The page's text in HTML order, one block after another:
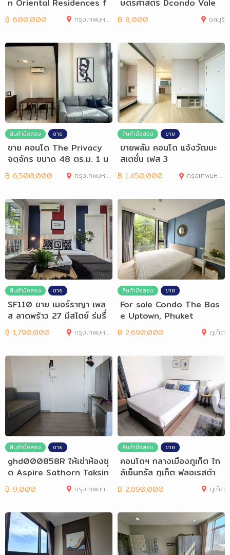
n Oriental Residences f
or Rent or Buy
฿ 600,000 กรุงเทพมหานคร
ษตรศาสตร์ Dcondo Vale
฿ 8,000 ชลบุรี
สินค้ามือสอง ขาย
ขาย คอนโด The Privacy
จตุจักร ขนาด 48 ตร.ม. 1 น
อน 1 น้ำ
฿ 6,500,000 กรุงเทพมหานคร
สินค้ามือสอง ขาย
ขายพลัม คอนโด แจ้งวัฒนะ
สเตชั่น เฟส 3
฿ 1,450,000 กรุงเทพมหานคร
สินค้ามือสอง ขาย
SF110 ขาย เมอร์ราญา เพล
ส ลาดพร้าว 27 มีสไตย์ ร่มรื่
น
฿ 1,790,000 กรุงเทพมหานคร
สินค้ามือสอง ขาย
For sale Condo The Bas
e Uptown, Phuket
฿ 2,690,000 ภูเก็ต
สินค้ามือสอง ขาย
ghd000858R ให้เช่าห้องชุ
ด Aspire Sathorn Taksin
คอปเปอร์โซน
฿ 9,000 กรุงเทพมหานคร
สินค้ามือสอง ขาย
คอนโดฯ กลางเมืองภูเก็ต ใก
ล้เซ็นทรัล ภูเก็ต ฟลอเรสต้า
฿ 2,890,000 ภูเก็ต